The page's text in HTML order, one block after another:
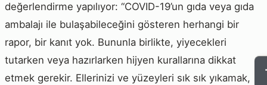
değerlendirme yapılıyor: “COVID-19’un gıda veya gıda
ambalajı ile bulaşabileceğini gösteren herhangi bir
rapor, bir kanıt yok. Bununla birlikte, yiyecekleri
tutarken veya hazırlarken hijyen kurallarına dikkat
etmek gerekir. Ellerinizi ve yüzeyleri sık sık yıkamak,